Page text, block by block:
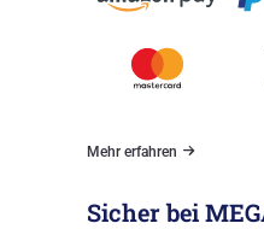
Mehr erfahren
Sicher bei